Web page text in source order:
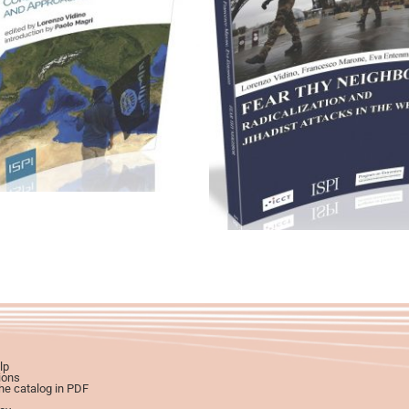
eBook in ePub
eBook in PDF
0,00€ 12,00 €
Select options
CartaceoeBook in
eBook in PDF
0,00€ 12,00
catalog in PDF